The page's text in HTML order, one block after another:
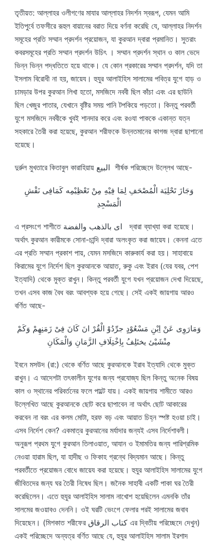
তৃতীয়ত: আল্লাহর ওলীগণের মাযার আল্লাহর নিদর্শন স্বরূপ, যেমন আমি
ইতিপুর্বে তফসীরে রূহুল বায়ানের বরাত দিয়ে বর্ণনা করেছি যে, আল্লাহর নিদর্শন
সমূহের প্রতি সম্মান প্রদর্শন প্রয়োজন, যা কুরআন দ্বারা প্রমানিত। সুতরাং
কবরসমূহের প্রতি সম্মান প্রদর্শন উচিৎ । সম্মান প্রদর্শন স্থান ও কাল ভেদে
ভিন্ন ভিন্ন পদ্ধতিতে হয়ে থাকে। যে কোন প্রকারের সম্মান প্রদর্শন, যদি তা
ইসলাম বিরোধী না হয়, জায়েয। হুযুর আলাইহিস সালামের পবিত্র যুগে হাড় ও
চামড়ার উপর কুরআন লিখা হতো, মসজিদে নববী ছিল কাঁচা এবং এর ছাউনি
ছিল খেজুর পাতার, যেখানে বৃষ্টির সময় পানি টপকিয়ে পড়তো। কিন্তু পরবর্তী
যুগে মসজিদে নববীকে খুবই শানদার করে এবং রওযা পাককে একান্ত যত্ন
সহকারে তৈরী করা হয়েছে, কুরআন শরীফকে উন্নতমানের কাগজ দ্বারা ছাপানো
হয়েছে।
দুর্রুল মুখতারে কিতাবুল কারাহিয়ায় البيع শীর্ষক পরিচ্ছেদে উল্লেখ আছে-
وَجَازَ تَحْلِيَة الْمُصْحَفِ لِمَا فِيْهِ مِنْ تَعْظِيْمِه كَمَافِى نَقْشِ
الْمَسْجِدِ
এ প্রসংগে শাশীতে اى بالذهب والفضة দ্বারা ব্যাখ্যা করা হয়েছে।
অর্থাৎ কুরআন কারীমকে সোনা-চান্দি দ্বারা অলংকৃত করা জায়েয। কেননা এতে
এর প্রতি সম্মান প্রকাশ পায়, যেমন মসজিদে কারুকার্য করা হয়। সাহাবায়ে
কিরামের যুগে নির্দেশ ছিল কুরআনকে আয়াত, রুকু এবং ইরাব (যের যবর, পেশ
ইত্যাদি) থেকে মুক্ত রাখুন। কিন্তু পরবর্তী যুগে যখন প্রয়োজন দেখা দিয়েছে,
তখন এসব কাজ বৈধ বরং আবশ্যক হয়ে গেছে। সেই একই জায়গায় আরও
বর্ণিত আছে-
وَمَارَوِى عَنْ اِبْنِ مَسْعُوْدٍ جرِّدُوْ الْقُرْ انَ كَانَ فِىْ زَمَنِهِمْ وَكَمْ
مِنْشَيْئ يختَلِفُ بِاِخْتِلَافِ الزَّمَانِ وَالْمَكَانِ
ইবনে মসউদ (রা:) থেকে বর্ণিত আছে কুরআনকে ইরাব ইত্যাদি থেকে মুক্ত
রাখুন। এ আদেশটা তৎকালীন যুগের জন্য প্রযোজ্য ছিল কিন্তু অনেক বিষয়
কাল ও স্থানের পরিবর্তনের ফলে পাল্টে যায়। একই জায়গায় শামীতে আরও
উল্লেখিত আছে কুরআনকে ছোট করে ছাপাবেন না অর্থাৎ ছোট আকারের
করবেন না বরং এর কলম মোটা, হরফ বড় এবং আয়াত চিহ্ন স্পষ্ট হওয়া চাই।
এসব নির্দেশ কেন? একমাত্র কুরআনের মর্যাদার জন্যই এসব নির্দেশাবলী।
অনুরূপ প্রথম যুগে কুরআন তিলাওয়াত, আযান ও ইমামতির জন্য পারিশ্রমিক
নেওয়া হারাম ছিল, যা হাদীছ ও ফিকাহ গ্রন্থে বিদ্যমান আছে। কিন্তু
পরবর্তীতে প্রয়োজন বোধে জায়েয করা হয়েছে। হুযুর আলাইহিস সালামের যুগে
জীবিতদের জন্য ঘর তৈরী নিষেধ ছিল। জনৈক সাহাবী একটি পাকা ঘর তৈরী
করেছিলেন। এতে হুযুর আলাইহিস সালাম নাখোশ হয়েছিলেন এমনকি তাঁর
সালমের জওয়াবও দেননি। ওই ঘরটি ভেংগে ফেলার পরই সালামের জবাব
দিয়েছেন। (মিশকাত শরীফের كتاب الرقاق এর দ্বিতীয় পরিচ্ছেদে দেখুন)
একই পরিচ্ছেদে অন্যত্র বর্ণিত আছে যে, হুযুর আলাইহিস সালাম ইরশাদ